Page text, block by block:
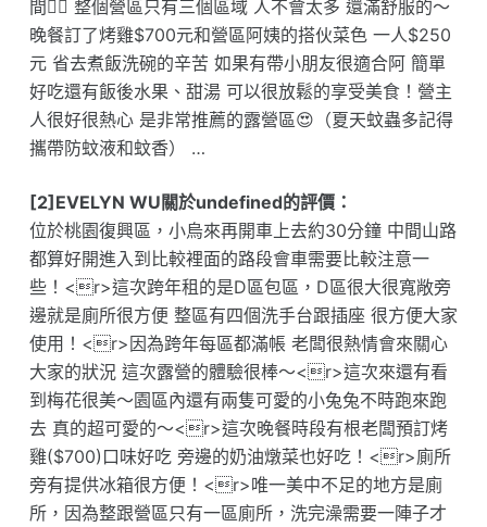
間👍🏻 整個營區只有三個區域 人不會太多 還滿舒服的～
晚餐訂了烤雞$700元和營區阿姨的搭伙菜色 一人$250
元 省去煮飯洗碗的辛苦 如果有帶小朋友很適合阿 簡單
好吃還有飯後水果、甜湯 可以很放鬆的享受美食！營主
人很好很熱心 是非常推薦的露營區😍（夏天蚊蟲多記得
攜帶防蚊液和蚊香） …
[2]EVELYN WU關於undefined的評價：
位於桃園復興區，小烏來再開車上去約30分鐘 中間山路
都算好開進入到比較裡面的路段會車需要比較注意一
些！<r>這次跨年租的是D區包區，D區很大很寬敞旁
邊就是廁所很方便 整區有四個洗手台跟插座 很方便大家
使用！<r>因為跨年每區都滿帳 老闆很熱情會來關心
大家的狀況 這次露營的體驗很棒～<r>這次來還有看
到梅花很美～園區內還有兩隻可愛的小兔兔不時跑來跑
去 真的超可愛的～<r>這次晚餐時段有根老闆預訂烤
雞($700)口味好吃 旁邊的奶油燉菜也好吃！<r>廁所
旁有提供冰箱很方便！<r>唯一美中不足的地方是廁
所，因為整跟營區只有一區廁所，洗完澡需要一陣子才